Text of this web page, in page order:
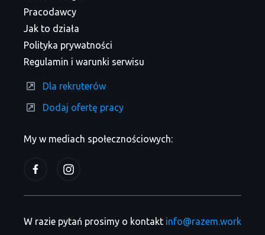
My w mediach społecznościowych:
Pracodawcy
Jak to działa
Polityka prywatności
Regulamin i warunki serwisu
Dla rekruterów
Dodaj ofertę pracy
W razie pytań prosimy o kontakt info@razem.work